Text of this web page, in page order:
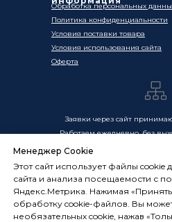
Цены, указанные на сайте,
характер и не являются
ст. 437 ГК РФ. Окончательная
определяется
Спецификации. Условия
Заявки через сайт
Работаем ежедневно, без
Обработка персональных
Политика конфиденциальности
Условия поставки товара
Оферта
Условия использования сайта
Менеджер Cookie
Этот сайт использует файлы
сайта и анализа посещаемости с
Яндекс.Метрика. Нажимая
обработку cookie-файлов. Вы
необязательных cookie, нажав